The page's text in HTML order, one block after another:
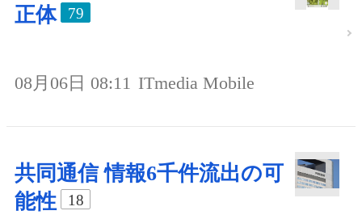
正体
79
08月06日 08:11 ITmedia Mobile
共同通信 情報6千件流出の可
能性
18